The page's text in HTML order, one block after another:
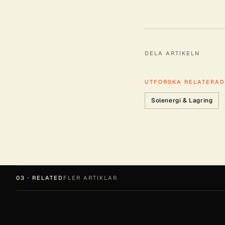
DELA ARTIKELN
UTFORSKA
Solenergi & Lagring
03 · RELATED FLER ARTIKLAR